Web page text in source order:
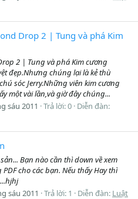
Drop 2 | Tung và phá Kim
2 | Tung và phá Kim cương
đẹp.Nhưng chúng lại là kẻ thù
sóc Jerry.Những viên kim cương
một vài lần,và giờ đây chúng...
sáu 2011 Trả lời: 0 Diễn đàn:
Bạn nào cần thì down về xem
cho các bạn. Nếu thấy Hay thì
sáu 2011 Trả lời: 1 Diễn đàn: Luật